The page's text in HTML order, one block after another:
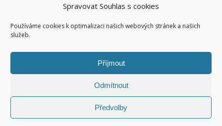
Spravovat Souhlas s cookies
Používáme cookies k optimalizaci našich webových stránek a našich
služeb.
Příjmout
Odmítnout
Předvolby
SOCIÁLNÍ SÍTĚ
Šablona od WP Royal